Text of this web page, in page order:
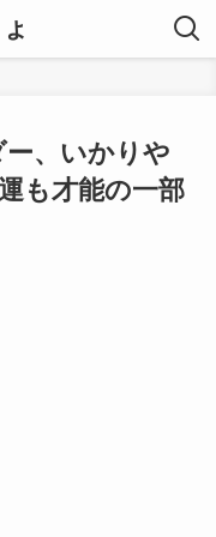
、いかりや
も才能の一部